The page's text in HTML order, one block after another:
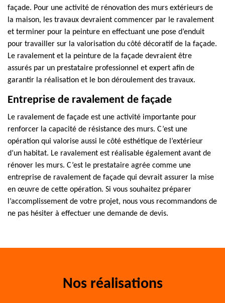
façade. Pour une activité de rénovation des murs extérieurs de
la maison, les travaux devraient commencer par le ravalement
et terminer pour la peinture en effectuant une pose d’enduit
pour travailler sur la valorisation du côté décoratif de la façade.
Le ravalement et la peinture de la façade devraient être
assurés par un prestataire professionnel et expert afin de
garantir la réalisation et le bon déroulement des travaux.
Entreprise de ravalement de façade
Le ravalement de façade est une activité importante pour
renforcer la capacité de résistance des murs. C’est une
opération qui valorise aussi le côté esthétique de l’extérieur
d’un habitat. Le ravalement est réalisable également avant de
rénover les murs. C’est le prestataire agrée comme une
entreprise de ravalement de façade qui devrait assurer la mise
en œuvre de cette opération. Si vous souhaitez préparer
l’accomplissement de votre projet, nous vous recommandons de
ne pas hésiter à effectuer une demande de devis.
Nos réalisations